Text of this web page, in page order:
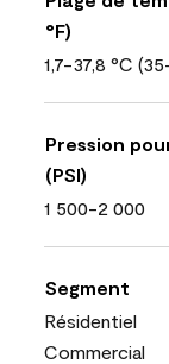
°F)
1,7-37,8 °C
Pression
(PSI)
1 500-2 000
Segment
Résidentiel
Commercial